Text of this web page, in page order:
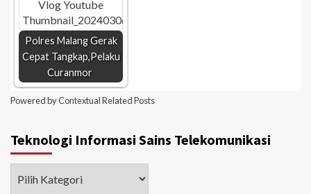
Polres Malang Gerak
Cepat Tangkap,Pelaku
Curanmor
Powered byContextual Related Posts
Teknologi Informasi Sains Telekomunikasi